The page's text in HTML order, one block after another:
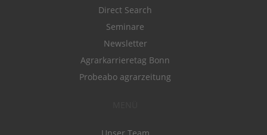
Direct Search
Seminare
Newsletter
Agrarkarrieretag Bonn
Probeabo agrarzeitung